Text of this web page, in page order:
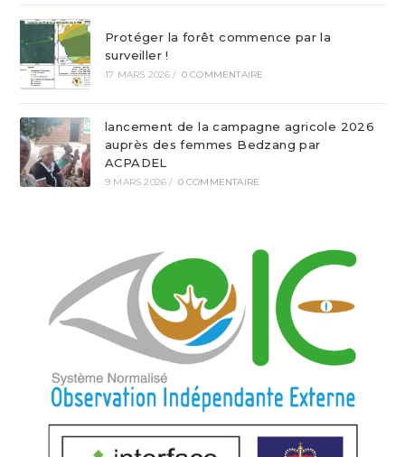
Protéger la forêt commence par la
surveiller !
17 MARS 2026 / 0 COMMENTAIRE
lancement de la campagne agricole 2026
auprès des femmes Bedzang par
ACPADEL
9 MARS 2026 / 0 COMMENTAIRE